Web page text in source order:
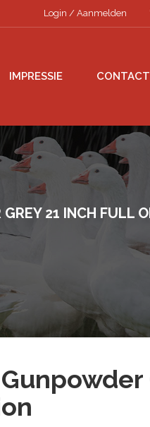
Login / Aanmelden
IMPRESSIE CONTACT
21 INCH FULL